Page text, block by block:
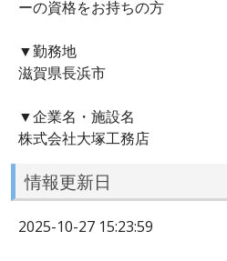
ーの資格をお持ちの方
▼勤務地
滋賀県長浜市
▼企業名・施設名
株式会社大塚工務店
情報更新日
2025-10-27 15:23:59